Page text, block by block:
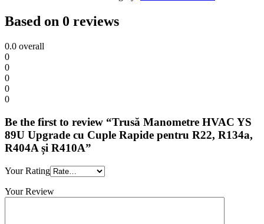
Based on 0 reviews
0.0 overall
0
0
0
0
0
Be the first to review “Trusă Manometre HVAC YS
89U Upgrade cu Cuple Rapide pentru R22, R134a,
R404A și R410A”
Your Rating
Your Review